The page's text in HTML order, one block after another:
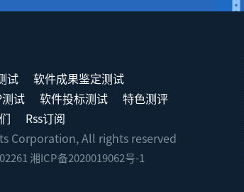
试
软件成果鉴定测试
试 软件投标测试
特色测评
Rss订阅
Corporation, All rights reserved
湘ICP备2020019062号-1